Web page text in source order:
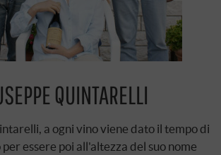
QUINTARELLI
a ogni vino viene dato il tempo di
essere poi all'altezza del suo nome